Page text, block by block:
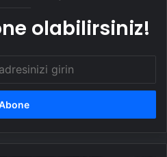
olabilirsiniz!